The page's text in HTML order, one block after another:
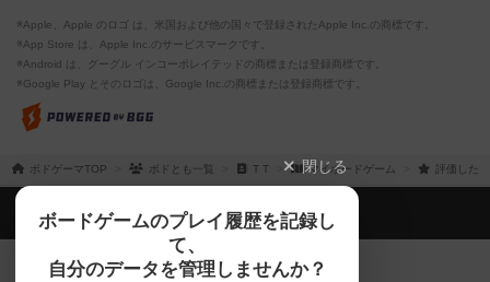
※Apple、Apple のロゴ は、米国および他の国々で登録されたApple Inc.の商標です。
※App Store は、Apple Inc.のサービスマークです。
※Android は、グーグル インコーポレイテッドの商標または登録商標です。
※Google Play とそのロゴは、Google Inc.の商標または登録商標です。
ボドゲーマTOP ボドとも一覧 T T マイボードゲーム 評価した
閉じる
ボードゲームのプレイ履歴を記録し
て、
自分のデータを管理しませんか？
ボドゲーマTOP
ボードゲームを検索する